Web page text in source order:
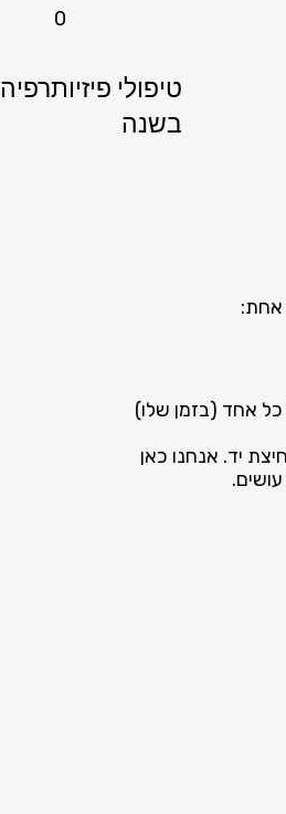
0
טיפולי פיזיותרפיה
בשנה
אחד (בזמן שלו)
יד. אנחנו כאן